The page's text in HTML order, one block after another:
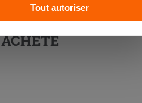
Tout autoriser